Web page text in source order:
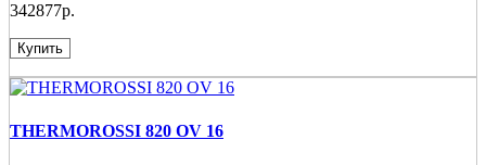
342877р.
Купить
THERMOROSSI 820 OV 16